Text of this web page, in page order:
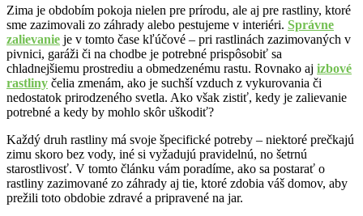
Zima je obdobím pokoja nielen pre prírodu, ale aj pre rastliny, ktoré
sme zazimovali zo záhrady alebo pestujeme v interiéri. Správne
zalievanie je v tomto čase kľúčové – pri rastlinách zazimovaných v
pivnici, garáži či na chodbe je potrebné prispôsobiť sa
chladnejšiemu prostrediu a obmedzenému rastu. Rovnako aj izbové
rastliny čelia zmenám, ako je suchší vzduch z vykurovania či
nedostatok prirodzeného svetla. Ako však zistiť, kedy je zalievanie
potrebné a kedy by mohlo skôr uškodiť?
Každý druh rastliny má svoje špecifické potreby – niektoré prečkajú
zimu skoro bez vody, iné si vyžadujú pravidelnú, no šetrnú
starostlivosť. V tomto článku vám poradíme, ako sa postarať o
rastliny zazimované zo záhrady aj tie, ktoré zdobia váš domov, aby
prežili toto obdobie zdravé a pripravené na jar.